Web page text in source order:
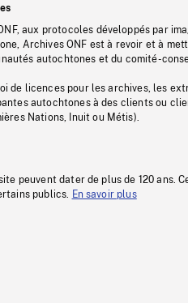
aux protocoles développés par
Archives ONF est à revoir et à
autochtones et du comité-
de licences pour les archives, les
autochtones à des clients ou
Nations, Inuit ou Métis).
peuvent dater de plus de 120 ans.
publics.
En savoir plus